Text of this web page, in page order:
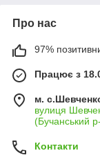
Про нас
97%
Працює з
м.
вулиця
(Бучанський
Контакти